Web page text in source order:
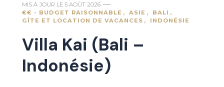
MIS À JOUR LE 5 AOÛT 2026
€€ - BUDGET RAISONNABLE
ASIE
BALI
GÎTE ET LOCATION DE VACANCES
INDONÉSIE
Villa Kai (Bali –
Indonésie)